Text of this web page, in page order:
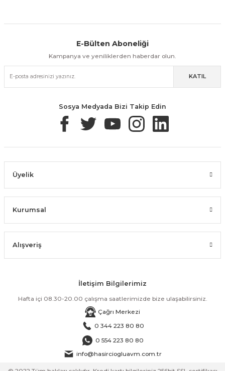
Kolay İade & Değişim Güvenli Alışveriş
Güvenli Paketleme Taksit / Havale İle Alışveriş Kolay İade & Değişim
E-Bülten Aboneliği
Kampanya ve yeniliklerden haberdar olun.
KATIL
Sosya Medyada Bizi Takip Edin
Üyelik
Kurumsal
Alışveriş
İletişim Bilgilerimiz
Hafta içi 08.30-20.00 çalışma saatlerimizde bize ulaşabilirsiniz.
Çağrı Merkezi
0 344 223 80 80
0 554 223 80 80
info@hasirciogluavm.com.tr